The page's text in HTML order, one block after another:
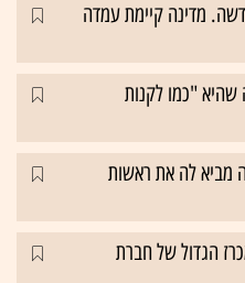
מדינה קיימת עמדה
"כמו לקנות
מביא לה את ראשות
המכרז הגדול של חברת